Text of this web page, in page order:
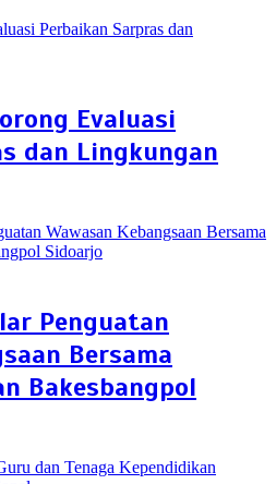
Evaluasi
dan Lingkungan
Penguatan
Bersama
Bakesbangpol